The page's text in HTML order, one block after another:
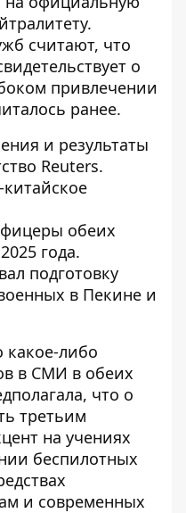
считают, что
о
привлечении
ранее.
и результаты
Reuters.
обеих
года.
подготовку
в Пекине и
какое-либо
в СМИ в обеих
что о
третьим
на учениях
беспилотных
и современных